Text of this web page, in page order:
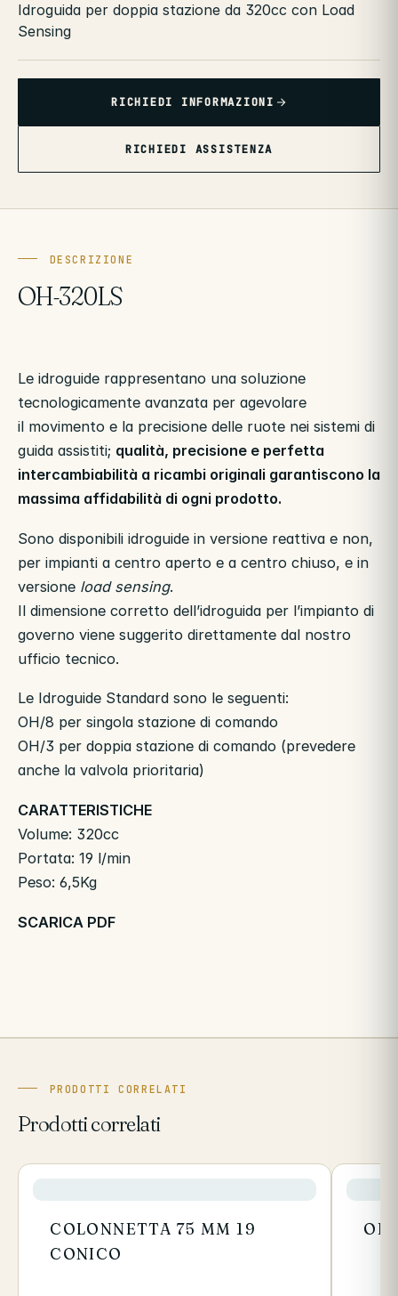
Idroguida per doppia stazione da 320cc con Load
Sensing
RICHIEDI INFORMAZIONI
RICHIEDI ASSISTENZA
DESCRIZIONE
OH-320LS
Le idroguide rappresentano una soluzione
tecnologicamente avanzata per agevolare
il movimento e la precisione delle ruote nei sistemi di
guida assistiti; qualità, precisione e perfetta
intercambiabilità a ricambi originali garantiscono la
massima affidabilità di ogni prodotto.
Sono disponibili idroguide in versione reattiva e non,
per impianti a centro aperto e a centro chiuso, e in
versione load sensing.
Il dimensione corretto dell’idroguida per l’impianto di
governo viene suggerito direttamente dal nostro
ufficio tecnico.
Le Idroguide Standard sono le seguenti:
OH/8 per singola stazione di comando
OH/3 per doppia stazione di comando (prevedere
anche la valvola prioritaria)
CARATTERISTICHE
Volume: 320cc
Portata: 19 l/min
Peso: 6,5Kg
SCARICA PDF
PRODOTTI CORRELATI
Prodotti correlati
COLONNETTA 75 MM 19
CONICO